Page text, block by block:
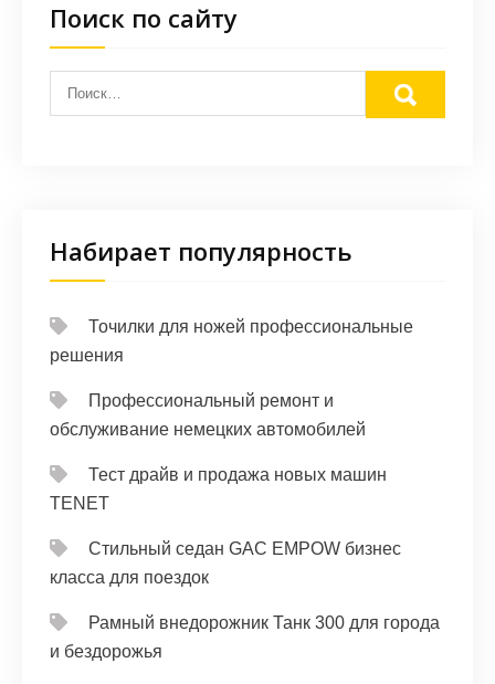
Поиск по сайту
Набирает популярность
Точилки для ножей профессиональные
решения
Профессиональный ремонт и
обслуживание немецких автомобилей
Тест драйв и продажа новых машин
TENET
Стильный седан GAC EMPOW бизнес
класса для поездок
Рамный внедорожник Танк 300 для города
и бездорожья